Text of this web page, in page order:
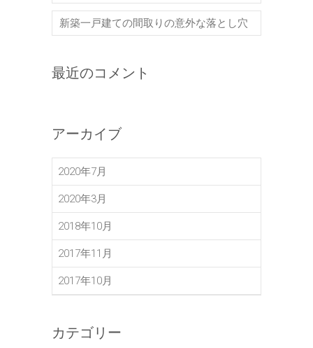
新築一戸建ての間取りの意外な落とし穴
最近のコメント
アーカイブ
2020年7月
2020年3月
2018年10月
2017年11月
2017年10月
カテゴリー